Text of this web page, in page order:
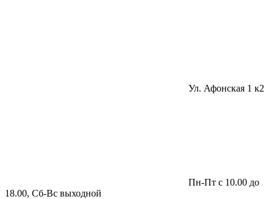
Ул. Афонская 1 к2
Пн-Пт с 10.00 до
18.00, Сб-Вс выходной